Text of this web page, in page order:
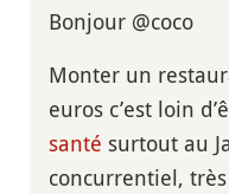
Bonjour @coco
Monter un
euros c’est loin
santé surtout au
concurrentiel,